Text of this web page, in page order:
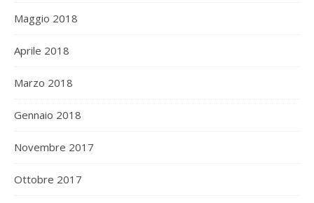
Maggio 2018
Aprile 2018
Marzo 2018
Gennaio 2018
Novembre 2017
Ottobre 2017